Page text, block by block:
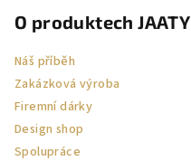
O produktech JAATY
Náš příběh
Zakázková výroba
Firemní dárky
Design shop
Spolupráce